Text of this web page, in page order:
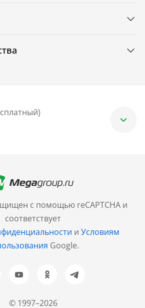
© 1997–2026
с помощью reCAPTCHA и
соответствует
и Условиям
Google.
10
33
93